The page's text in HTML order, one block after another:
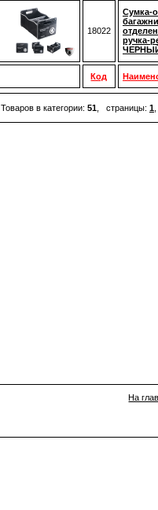
18022
Сумка-
ручка-
Код
Товаров в категории: 51 , страницы: 1
На